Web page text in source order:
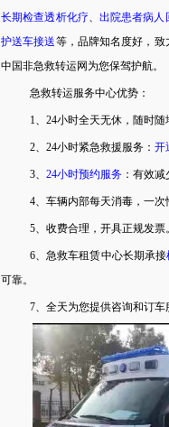
长期检查透析化疗、 出院患者病人
护送车接送等，品牌知名度好，致
中国非急救转运网为您保驾护航。
急救转运服务中心优势：
1、24小时全天无休，随时
2、24小时紧急救援服务： 开
3、 24小时预约服务 ：有效
4、车辆内部每天消毒，一次
5、收费合理，开具正规发票。
6、急救车租赁中心长期承接
可靠。
7、全天为您提供咨询和订车